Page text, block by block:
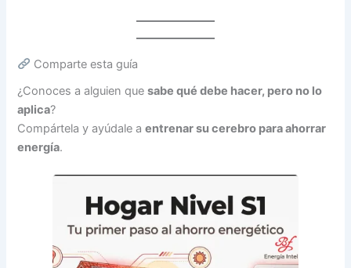
Comparte esta guía
¿Conoces a alguien quesabe qué debe hacer, pero no lo
aplica?
Compártela y ayúdale aentrenar su cerebro para ahorrar
energía.